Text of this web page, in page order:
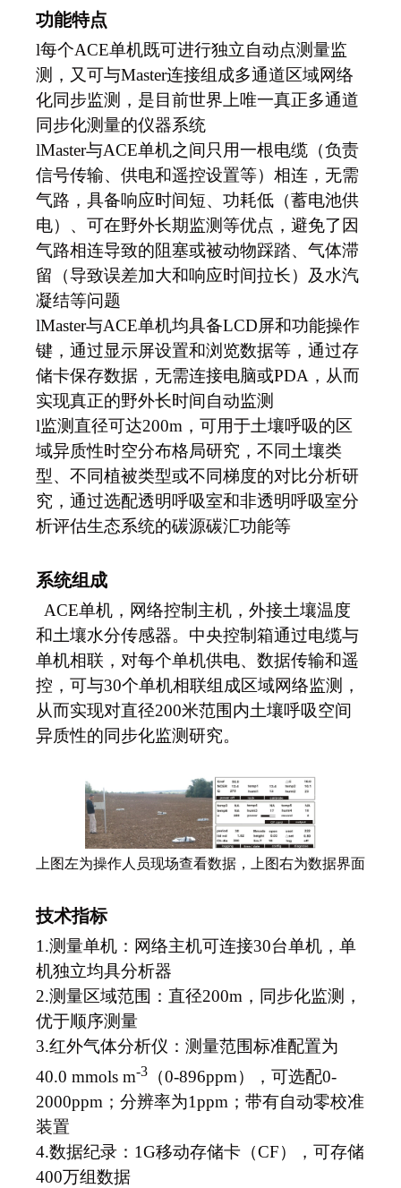
功能特点
l每个ACE单机既可进行独立自动点测量监
测，又可与Master连接组成多通道区域网络
化同步监测，是目前世界上唯一真正多通道
同步化测量的仪器系统
lMaster与ACE单机之间只用一根电缆（负责
信号传输、供电和遥控设置等）相连，无需
气路，具备响应时间短、功耗低（蓄电池供
电）、可在野外长期监测等优点，避免了因
气路相连导致的阻塞或被动物踩踏、气体滞
留（导致误差加大和响应时间拉长）及水汽
凝结等问题
lMaster与ACE单机均具备LCD屏和功能操作
键，通过显示屏设置和浏览数据等，通过存
储卡保存数据，无需连接电脑或PDA，从而
实现真正的野外长时间自动监测
l监测直径可达200m，可用于土壤呼吸的区
域异质性时空分布格局研究，不同土壤类
型、不同植被类型或不同梯度的对比分析研
究，通过选配透明呼吸室和非透明呼吸室分
析评估生态系统的碳源碳汇功能等
系统组成
ACE单机，网络控制主机，外接土壤温度
和土壤水分传感器。中央控制箱通过电缆与
单机相联，对每个单机供电、数据传输和遥
控，可与30个单机相联组成区域网络监测，
从而实现对直径200米范围内土壤呼吸空间
异质性的同步化监测研究。
上图左为操作人员现场查看数据，上图右为数据界面
技术指标
1.测量单机：网络主机可连接30台单机，单
机独立均具分析器
2.测量区域范围：直径200m，同步化监测，
优于顺序测量
3.红外气体分析仪：测量范围标准配置为
40.0 mmols m-3（0-896ppm），可选配0-
2000ppm；分辨率为1ppm；带有自动零校准
装置
4.数据纪录：1G移动存储卡（CF），可存储
400万组数据